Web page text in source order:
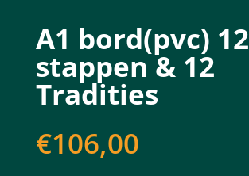
A1 bord(pvc) 12
stappen & 12
Tradities
€106,00